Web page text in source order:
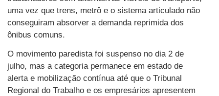
uma vez que trens, metrô e o sistema articulado não
conseguiram absorver a demanda reprimida dos
ônibus comuns.
O movimento paredista foi suspenso no dia 2 de
julho, mas a categoria permanece em estado de
alerta e mobilização contínua até que o Tribunal
Regional do Trabalho e os empresários apresentem